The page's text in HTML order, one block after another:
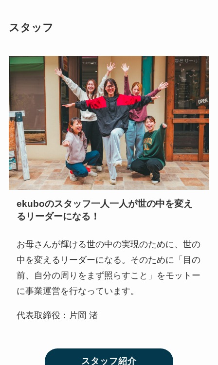
スタッフ
ekuboのスタッフ一人一人が世の中を変え
るリーダーになる！
お母さんが輝ける世の中の実現のために、世の
中を変えるリーダーになる。そのために「目の
前、自分の周りをまず照らすこと」をモットー
に事業運営を行なっています。
代表取締役：片岡 渚
スタッフ紹介